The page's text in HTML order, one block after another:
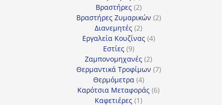
προϊόντα
Βραστήρες 22
προϊόντα
Βραστήρες Ζυμαρικών 22
Διανεμητές 22
προϊόντα
Εργαλεία Κουζίνας 44
Εστίες 99
προϊόντα
Ζαμπονομηχανές 22
προϊόντα
Θερμαντικά Τροφίμων 77
Θερμόμετρα 44
προϊόντα
Καρότσια Μεταφοράς 66
Καφετιέρες 11